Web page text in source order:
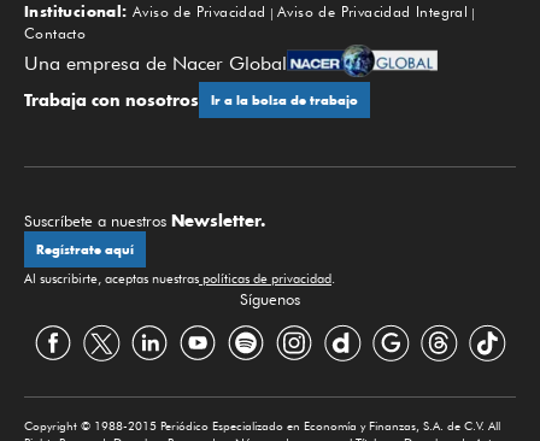
Institucional: Aviso de Privacidad
Aviso de Privacidad Integral
Contacto
Una empresa de Nacer Global
Trabaja con nosotros Ir a la bolsa de trabajo
Suscríbete a nuestros Newsletter.
Regístrate aquí
Al suscribirte, aceptas nuestras políticas de privacidad.
Síguenos
Copyright © 1988-2015 Periódico Especializado en Economía y Finanzas, S.A. de C.V. All